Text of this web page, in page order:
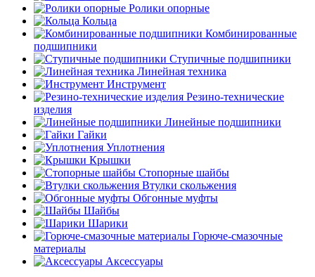
Ролики опорные
Кольца
Комбинированные
подшипники
Ступичные подшипники
Линейная техника
Инструмент
Резино-технические
изделия
Линейные подшипники
Гайки
Уплотнения
Крышки
Стопорные шайбы
Втулки скольжения
Обгонные муфты
Шайбы
Шарики
Горюче-смазочные
материалы
Аксессуары